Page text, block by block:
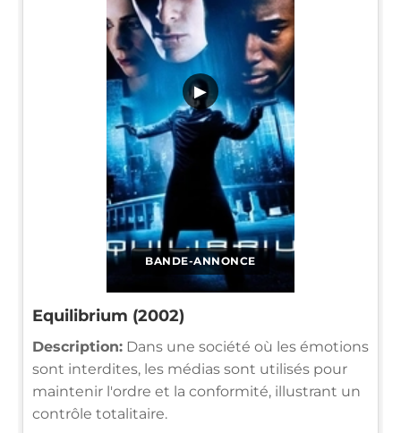
BANDE-ANNONCE
▶
Equilibrium (2002)
Description: Dans une société où les émotions
sont interdites, les médias sont utilisés pour
maintenir l'ordre et la conformité, illustrant un
contrôle totalitaire.